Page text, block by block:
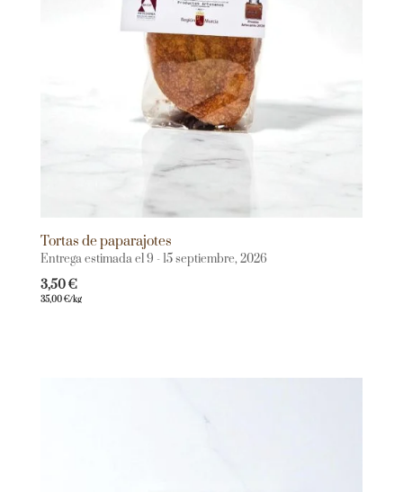
Tortas de paparajotes
Entrega estimada el 9 - 15 septiembre, 2026
3,50€
35,00€/kg